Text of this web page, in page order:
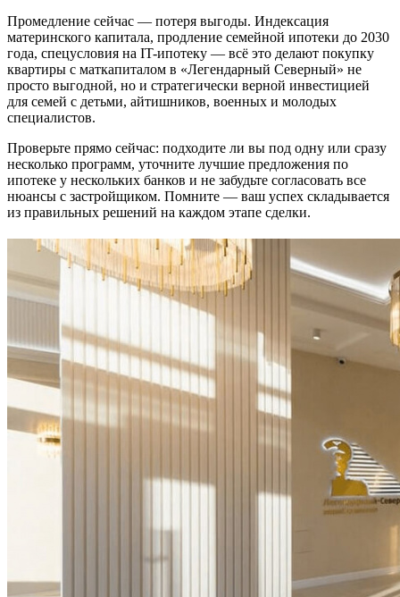
Промедление сейчас — потеря выгоды. Индексация
материнского капитала, продление семейной ипотеки до 2030
года, спецусловия на IT-ипотеку — всё это делают покупку
квартиры с маткапиталом в «Легендарный Северный» не
просто выгодной, но и стратегически верной инвестицией
для семей с детьми, айтишников, военных и молодых
специалистов.
Проверьте прямо сейчас: подходите ли вы под одну или сразу
несколько программ, уточните лучшие предложения по
ипотеке у нескольких банков и не забудьте согласовать все
нюансы с застройщиком. Помните — ваш успех складывается
из правильных решений на каждом этапе сделки.